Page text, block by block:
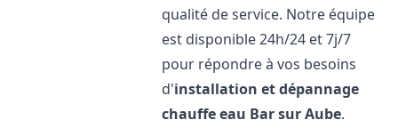
qualité de service. Notre équipe
est disponible 24h/24 et 7j/7
pour répondre à vos besoins
d'installation et dépannage
chauffe eau Bar sur Aube.